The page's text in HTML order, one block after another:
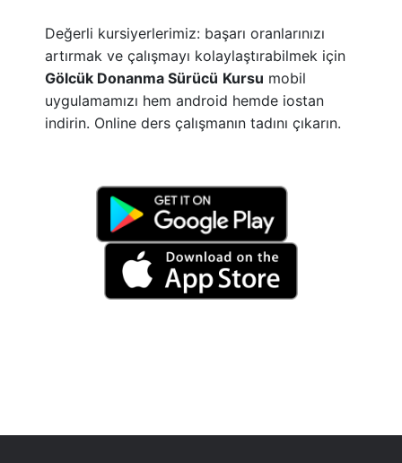
Değerli kursiyerlerimiz: başarı oranlarınızı
artırmak ve çalışmayı kolaylaştırabilmek için
Gölcük Donanma Sürücü Kursu mobil
uygulamamızı hem android hemde iostan
indirin. Online ders çalışmanın tadını çıkarın.